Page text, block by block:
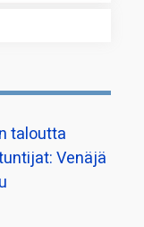
taloutta
Venäjä